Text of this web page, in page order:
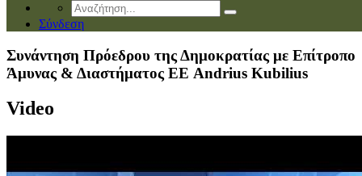
Σύνδεση
Συνάντηση Πρόεδρου της Δημοκρατίας με Επίτροπο
Άμυνας & Διαστήματος ΕΕ Andrius Kubilius
Video